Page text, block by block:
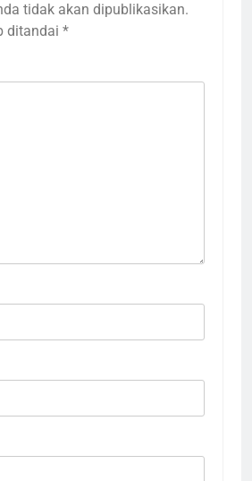
tidak akan dipublikasikan.
ditandai *